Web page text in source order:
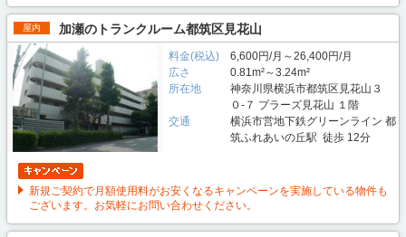
屋内 加瀬のトランクルーム都筑区見花山
料金(税込)
6,600円/月～26,400円/月
広さ
0.81m²～3.24m²
所在地
神奈川県横浜市都筑区見花山３
０-７ プラーズ見花山 １階
交通
横浜市営地下鉄グリーンライン 都
筑ふれあいの丘駅 徒歩 12分
新規ご契約で月額使用料がお安くなるキャンペーンを実施している物件も
ございます。お気軽にお問い合わせください。